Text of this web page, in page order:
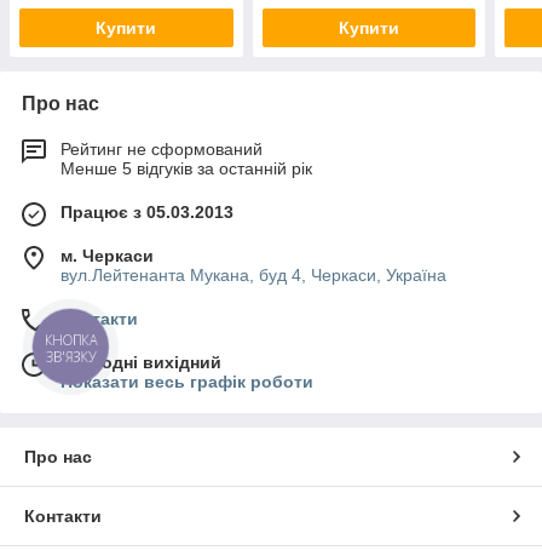
Купити Купити
Про нас
Рейтинг не сформований
Менше 5 відгуків за останній рік
Працює з 05.03.2013
м. Черкаси
вул.Лейтенанта Мукана, буд 4, Черкаси, Україна
Контакти
Сьогодні вихідний
Показати весь графік роботи
Про нас
Контакти
КНОПКА
ЗВ'ЯЗКУ